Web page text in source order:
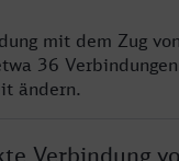
mit dem Zug
36
ändern.
Verbindung